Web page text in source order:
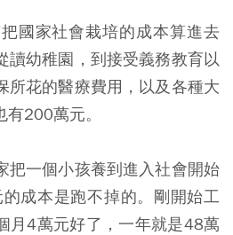
國家社會栽培的成本算進去
讀幼稚園，到接受義務教育以
所花的醫療費用，以及各種大
200萬元。
把一個小孩養到進入社會開始
成本是跑不掉的。剛開始工
月4萬元好了，一年就是48萬